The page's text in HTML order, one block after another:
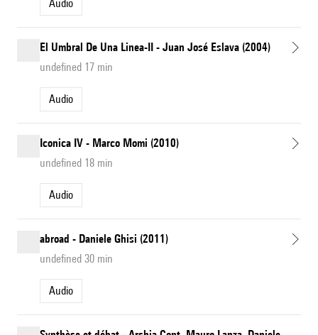
Audio
El Umbral De Una Linea-II - Juan José Eslava (2004)
undefined 17 min
Audio
Iconica IV - Marco Momi (2010)
undefined 18 min
Audio
abroad - Daniele Ghisi (2011)
undefined 30 min
Audio